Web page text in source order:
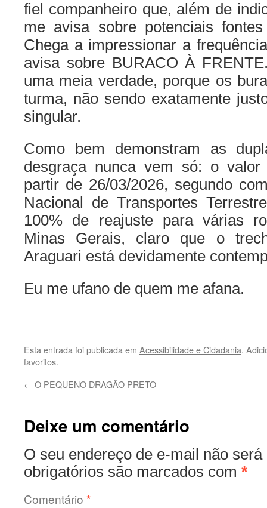
fiel companheiro que, além de
me avisa sobre potenciais
Chega a impressionar a
avisa sobre BURACO À
uma meia verdade, porque os
turma, não sendo exatamente
singular.
Como bem demonstram as
desgraça nunca vem só: o
partir de 26/03/2026, segundo
Nacional de Transportes
100% de reajuste para várias
Minas Gerais, claro que o
Araguari está devidamente
Eu me ufano de quem me afana.
Esta entrada foi publicada em Acessibilidade e Cidadania.
favoritos.
← O PEQUENO DRAGÃO PRETO
Deixe um comentário
O seu endereço de e-mail não será
obrigatórios são marcados com *
Comentário *